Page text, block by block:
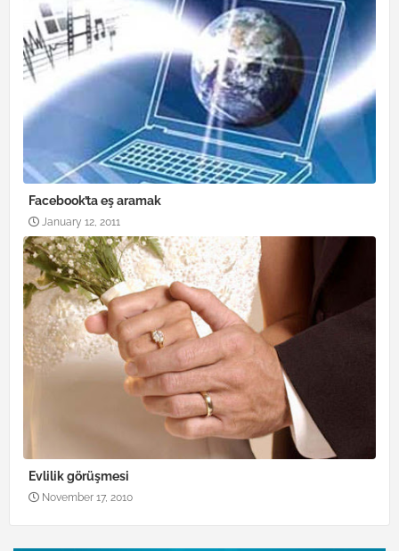
Facebook’ta eş aramak
January 12, 2011
Evlilik görüşmesi
November 17, 2010